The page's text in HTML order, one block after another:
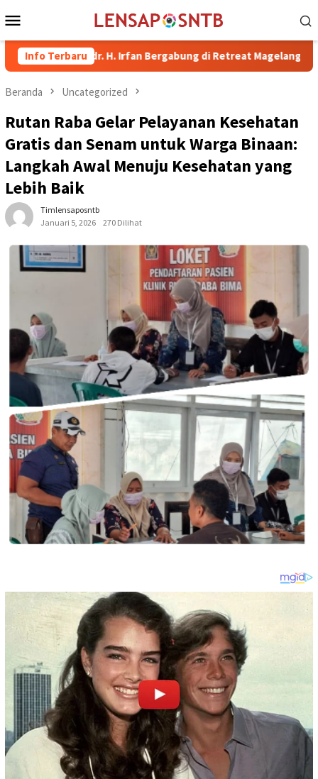
ke
Mobile
Info Terbaru
dr. H. Irfan Bergabung di Retreat Magelang Rutan
Beranda Uncategorized
Rutan Raba Gelar Pelayanan Kesehatan
Gratis dan Senam untuk Warga Binaan:
Langkah Awal Menuju Kesehatan yang
Lebih Baik
Timlensaposntb
Januari 5, 2026
270 Dilihat